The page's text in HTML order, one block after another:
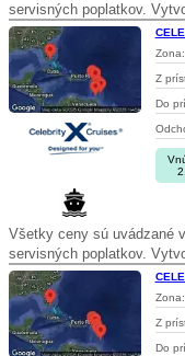
servisných poplatkov.
Zona:
Z
Do
Všetky ceny sú uvádzané
servisných poplatkov.
Zona:
Z
Do